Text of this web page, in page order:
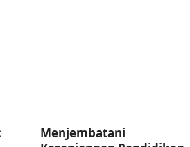
Menjembatani